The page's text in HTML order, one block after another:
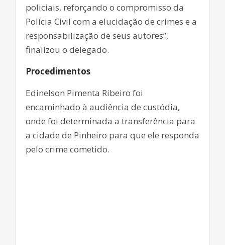
policiais, reforçando o compromisso da
Polícia Civil com a elucidação de crimes e a
responsabilização de seus autores”,
finalizou o delegado.
Procedimentos
Edinelson Pimenta Ribeiro foi
encaminhado à audiência de custódia,
onde foi determinada a transferência para
a cidade de Pinheiro para que ele responda
pelo crime cometido.